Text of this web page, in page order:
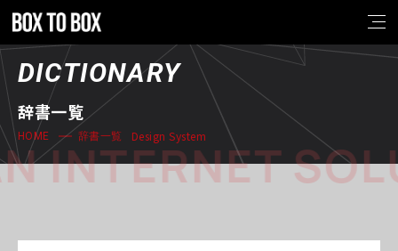
DICTIONARY
辞書一覧
HOME 辞書一覧 Design System
INTERNET